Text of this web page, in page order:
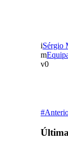
Sérgio
0